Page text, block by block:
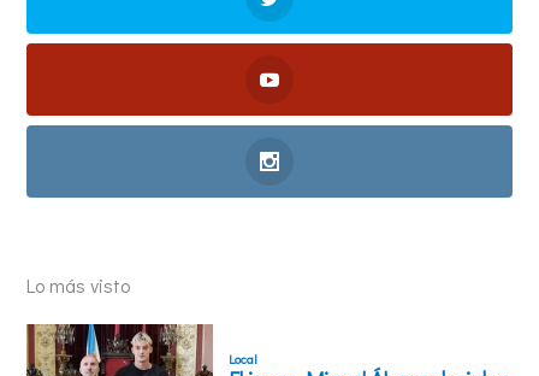
Lo más visto